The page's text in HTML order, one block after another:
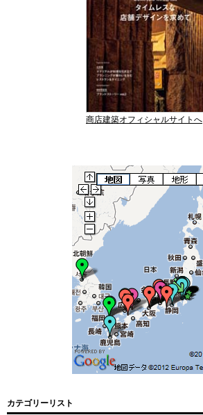
商店建築オフィシャルサイトへ
カテゴリーリスト